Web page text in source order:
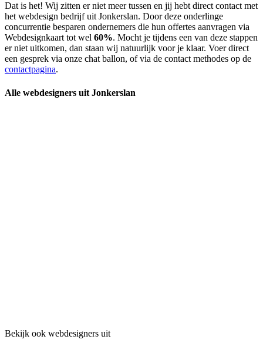
Dat is het! Wij zitten er niet meer tussen en jij hebt direct contact met
het webdesign bedrijf uit Jonkerslan. Door deze onderlinge
concurrentie besparen ondernemers die hun offertes aanvragen via
Webdesignkaart tot wel 60%. Mocht je tijdens een van deze stappen
er niet uitkomen, dan staan wij natuurlijk voor je klaar. Voer direct
een gesprek via onze chat ballon, of via de contact methodes op de
contactpagina.
Alle webdesigners uit Jonkerslan
Bekijk ook webdesigners uit